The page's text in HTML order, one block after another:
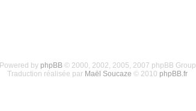
Powered by phpBB© 2000, 2002, 2005, 2007 phpBB Group
Traduction réalisée par Maël Soucaze © 2010 phpBB.fr